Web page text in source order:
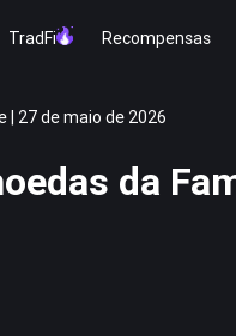
TradFi Recompensas
| 27 de maio de 2026
da